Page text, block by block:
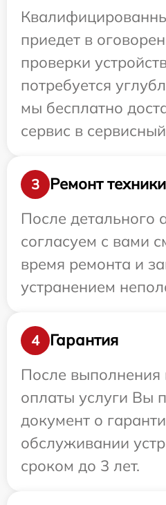
приедет в
проверки
потребуется
мы бесплатно
сервис в
3
Ремонт техники
После детального
согласуем с вами
время ремонта и
устранением
4
Гарантия
После выполнения
оплаты услуги Вы
документ о
обслуживании
сроком до 3 лет.